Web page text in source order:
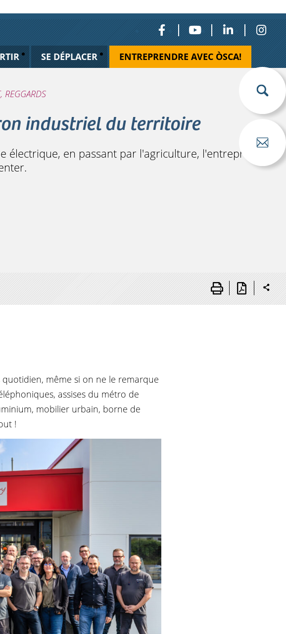
SE DÉPLACER ENTREPRENDRE AVEC ÒSCA!
REGGARDS
industriel du territoire
électrique, en passant par l'agriculture, l'entreprise
même si on ne le remarque
assises du métro de
mobilier urbain, borne de
!